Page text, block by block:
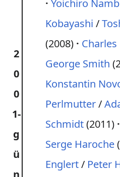
2
0
0
1-
g
ü
n
Yoichiro
Kobayashi /
(2008)
Charles
George Smith
Konstantin
Perlmutter/
Schmidt(2011)
Serge Haroche
Englert/ Peter